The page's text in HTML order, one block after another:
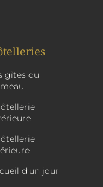
gîtes du
d’un jour